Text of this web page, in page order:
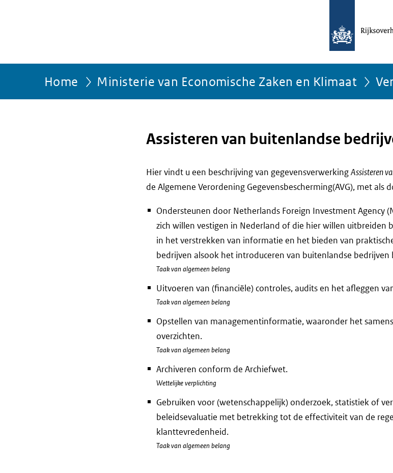
Home Ministerie van Economische Zaken en Klimaat
Assisteren van buitenlandse
Hier vindt u een beschrijving van gegevensverwerkingAssisteren
de Algemene Verordening Gegevensbescherming(AVG), met als
Ondersteunen door Netherlands Foreign Investment Agency
zich willen vestigen in Nederland of die hier willen uitbreiden
in het verstrekken van informatie en het bieden van
bedrijven alsook het introduceren van buitenlandse
Taak van algemeen belang
Uitvoeren van (financiële) controles, audits en het afleggen
Taak van algemeen belang
Opstellen van managementinformatie, waaronder het
overzichten.
Taak van algemeen belang
Archiveren conform de Archiefwet.
Wettelijke verplichting
Gebruiken voor (wetenschappelijk) onderzoek, statistiek of
beleidsevaluatie met betrekking tot de effectiviteit van de
klanttevredenheid.
Taak van algemeen belang